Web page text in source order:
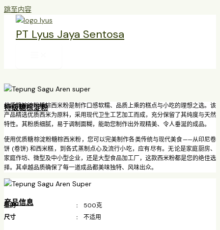
跳至内容
PT Lyus Jaya Sentosa
特级糖棕淀粉
优质糖棕淀粉糖棕西米粉是制作口感软糯、品质上乘的糕点与小吃的理想之选。该
产品精选优质西米为原料，采用现代卫生工艺加工而成，充分保留了其纯度与天然
特性。其粉质细腻，易于调制面糊，能助您制作出外观精美、令人垂涎的成品。
使用优质糖棕淀粉糖棕西米粉，您可以完美制作各类传统与现代美食——从印尼卷
饼 (卷饼) 和西米糕，到各式蒸制点心及流行小吃，应有尽有。无论是家庭厨房、
家庭作坊、微型及中小型企业，还是大型食品加工厂，这款西米粉都是您的绝佳选
择。其卓越品质确保了每一道成品都美味独特、风味出众。
产品信息
重的 : 500克
尺寸 : 不适用